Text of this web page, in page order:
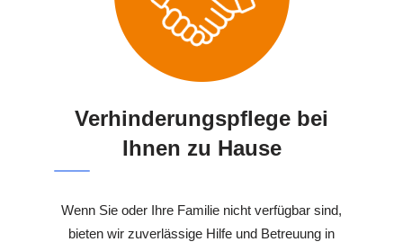
Verhinderungspflege bei
Ihnen zu Hause
Wenn Sie oder Ihre Familie nicht verfügbar sind,
bieten wir zuverlässige Hilfe und Betreuung in